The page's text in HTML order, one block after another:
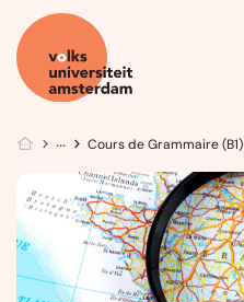
Cours de Grammaire (B1)